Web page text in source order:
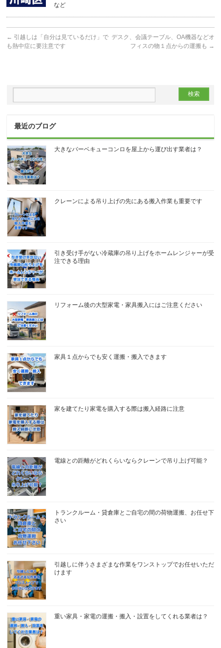
など
← 引越しは「自分は見ているだけ」で
も熱中症に要注意です
デスク、会議テーブル、OA機器などオ
フィスの物１点からの運搬も →
最近のブログ
大きなバーベキューコンロを屋上から運び出す業者は？
クレーンによる吊り上げの先にある搬入作業も重要です
引き受け手がない冷蔵庫の吊り上げをホームレンジャーが受
注できる理由
リフォーム後の大型家電・家具搬入にはご注意ください
家具１点からでも安く運搬・搬入できます
家を建てたり家電を購入する際は搬入経路に注意
電線との距離がどれくらいならクレーンで吊り上げ可能？
トランクルーム・貸倉庫とご自宅の間の荷物運搬、お任せ下
さい
引越しに伴うさまざまな作業をワンストップでお任せいただ
けます
重い家具・家電の運搬・搬入・設置をしてくれる業者は？